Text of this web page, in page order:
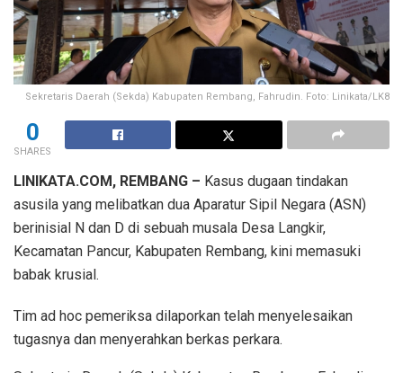
Sekretaris Daerah (Sekda) Kabupaten Rembang, Fahrudin. Foto: Linikata/LK8
0
SHARES
LINIKATA.COM, REMBANG – Kasus dugaan tindakan
asusila yang melibatkan dua Aparatur Sipil Negara (ASN)
berinisial N dan D di sebuah musala Desa Langkir,
Kecamatan Pancur, Kabupaten Rembang, kini memasuki
babak krusial.
Tim ad hoc pemeriksa dilaporkan telah menyelesaikan
tugasnya dan menyerahkan berkas perkara.